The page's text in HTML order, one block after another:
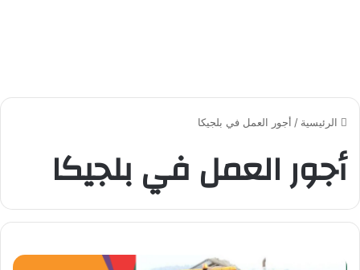
الرئيسية / أجور العمل في بلجيكا
أجور العمل في بلجيكا